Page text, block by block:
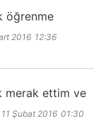
öğrenme
2016 12:36
merak ettim ve
11 Şubat 2016 01:30